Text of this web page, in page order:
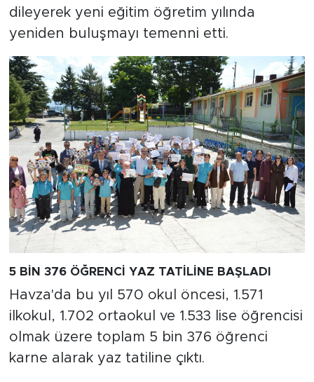
dileyerek yeni eğitim öğretim yılında
yeniden buluşmayı temenni etti.
5 BİN 376 ÖĞRENCİ YAZ TATİLİNE BAŞLADI
Havza'da bu yıl 570 okul öncesi, 1.571
ilkokul, 1.702 ortaokul ve 1.533 lise öğrencisi
olmak üzere toplam 5 bin 376 öğrenci
karne alarak yaz tatiline çıktı.